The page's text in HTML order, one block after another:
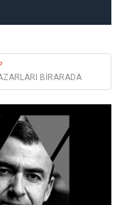
BİRARADA